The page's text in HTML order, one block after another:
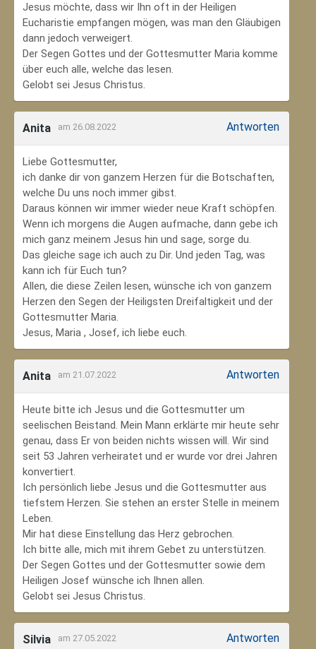
Jesus möchte, dass wir Ihn oft in der Heiligen
Eucharistie empfangen mögen, was man den Gläubigen
dann jedoch verweigert.
Der Segen Gottes und der Gottesmutter Maria komme
über euch alle, welche das lesen.
Gelobt sei Jesus Christus.
Anita am 26.08.2022 Antworten
Liebe Gottesmutter,
ich danke dir von ganzem Herzen für die Botschaften,
welche Du uns noch immer gibst.
Daraus können wir immer wieder neue Kraft schöpfen.
Wenn ich morgens die Augen aufmache, dann gebe ich
mich ganz meinem Jesus hin und sage, sorge du.
Das gleiche sage ich auch zu Dir. Und jeden Tag, was
kann ich für Euch tun?
Allen, die diese Zeilen lesen, wünsche ich von ganzem
Herzen den Segen der Heiligsten Dreifaltigkeit und der
Gottesmutter Maria.
Jesus, Maria , Josef, ich liebe euch.
Anita am 21.07.2022 Antworten
Heute bitte ich Jesus und die Gottesmutter um
seelischen Beistand. Mein Mann erklärte mir heute sehr
genau, dass Er von beiden nichts wissen will. Wir sind
seit 53 Jahren verheiratet und er wurde vor drei Jahren
konvertiert.
Ich persönlich liebe Jesus und die Gottesmutter aus
tiefstem Herzen. Sie stehen an erster Stelle in meinem
Leben.
Mir hat diese Einstellung das Herz gebrochen.
Ich bitte alle, mich mit ihrem Gebet zu unterstützen.
Der Segen Gottes und der Gottesmutter sowie dem
Heiligen Josef wünsche ich Ihnen allen.
Gelobt sei Jesus Christus.
Silvia am 27.05.2022 Antworten